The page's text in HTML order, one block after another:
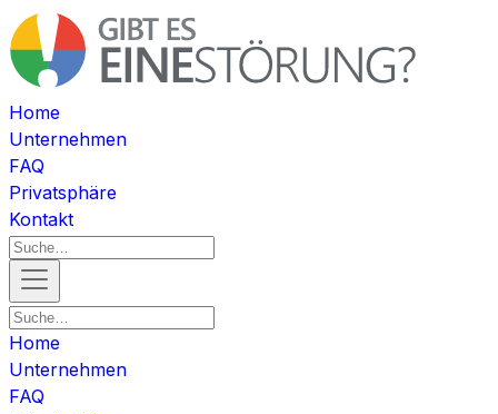
Home
Unternehmen
FAQ
Privatsphäre
Kontakt
Home
Unternehmen
FAQ